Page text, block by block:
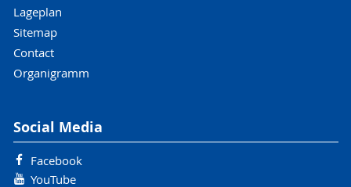
Lageplan
Sitemap
Contact
Organigramm
Social Media
Facebook
YouTube